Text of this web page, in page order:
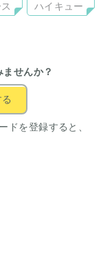
ハイキュー
せんか？
ドを登録すると、